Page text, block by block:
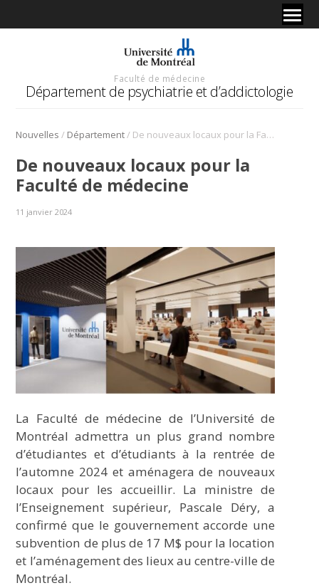
Faculté de médecine
Département de psychiatrie et d’addictologie
Nouvelles / Département/ De nouveaux locaux pour la Faculté de médecine
De nouveaux locaux pour la
Faculté de médecine
11 janvier 2024
La Faculté de médecine de l’Université de
Montréal admettra un plus grand nombre
d’étudiantes et d’étudiants à la rentrée de
l’automne 2024 et aménagera de nouveaux
locaux pour les accueillir. La ministre de
l’Enseignement supérieur, Pascale Déry, a
confirmé que le gouvernement accorde une
subvention de plus de 17 M$ pour la location
et l’aménagement des lieux au centre-ville de
Montréal.